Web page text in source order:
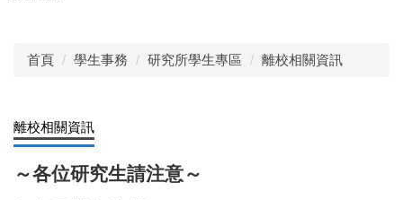
首頁 學生事務 研究所學生專區 離校相關資訊
離校相關資訊
～各位研究生請注意～